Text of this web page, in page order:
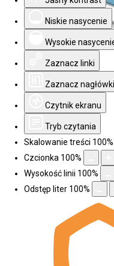
Niskie nasycenie
Wysokie
Zaznacz linki
Zaznacz nagłówki
Czytnik ekranu
Tryb czytania
Skalowanie treści 100%
Czcionka 100%
Wysokość linii 100%
Odstęp liter 100%